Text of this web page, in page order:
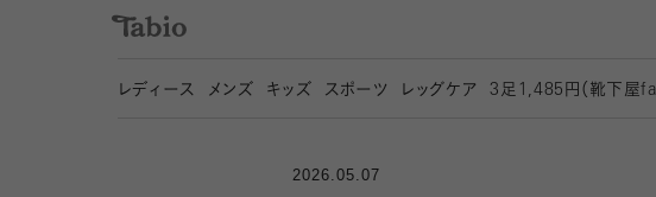
レディース メンズ キッズ スポーツ レッグケア 3 足1,485円（靴下屋
2026.05.07